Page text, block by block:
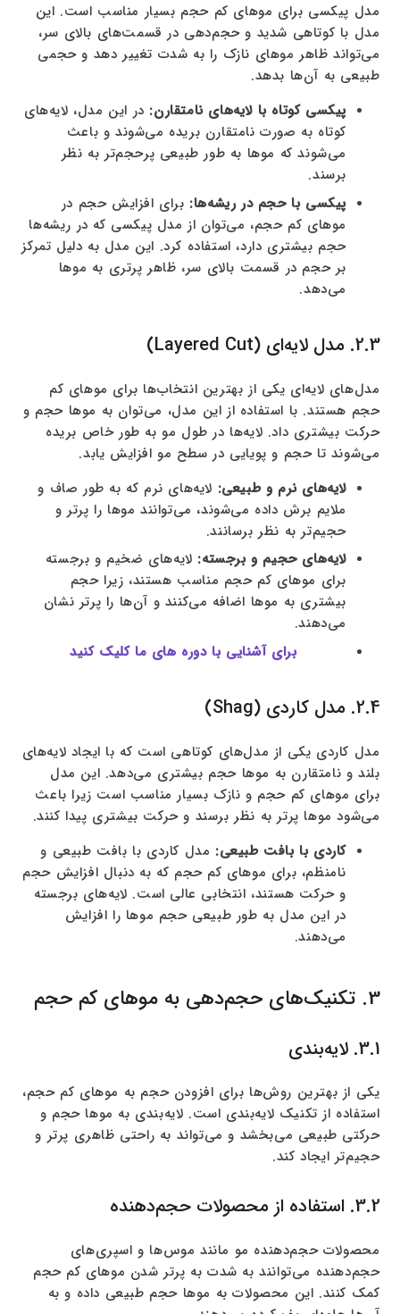
مدل پیکسی برای موهای کم حجم بسیار مناسب است. این
مدل با کوتاهی شدید و حجم‌دهی در قسمت‌های بالای سر،
می‌تواند ظاهر موهای نازک را به شدت تغییر دهد و حجمی
طبیعی به آن‌ها بدهد.
پیکسی کوتاه با لایه‌های نامتقارن: در این مدل، لایه‌های
کوتاه به صورت نامتقارن بریده می‌شوند و باعث
می‌شوند که موها به طور طبیعی پرحجم‌تر به نظر
برسند.
پیکسی با حجم در ریشه‌ها: برای افزایش حجم در
موهای کم حجم، می‌توان از مدل پیکسی که در ریشه‌ها
حجم بیشتری دارد، استفاده کرد. این مدل به دلیل تمرکز
بر حجم در قسمت بالای سر، ظاهر پرتری به موها
می‌دهد.
2.3. مدل لایه‌ای (Layered Cut)
مدل‌های لایه‌ای یکی از بهترین انتخاب‌ها برای موهای کم
حجم هستند. با استفاده از این مدل، می‌توان به موها حجم و
حرکت بیشتری داد. لایه‌ها در طول مو به طور خاص بریده
می‌شوند تا حجم و پویایی در سطح مو افزایش یابد.
لایه‌های نرم و طبیعی: لایه‌های نرم که به طور صاف و
ملایم برش داده می‌شوند، می‌توانند موها را پرتر و
حجیم‌تر به نظر برسانند.
لایه‌های حجیم و برجسته: لایه‌های ضخیم و برجسته
برای موهای کم حجم مناسب هستند، زیرا حجم
بیشتری به موها اضافه می‌کنند و آن‌ها را پرتر نشان
می‌دهند.
برای آشنایی با دوره های ما کلیک کنید
2.4. مدل کاردی (Shag)
مدل کاردی یکی از مدل‌های کوتاهی است که با ایجاد لایه‌های
بلند و نامتقارن به موها حجم بیشتری می‌دهد. این مدل
برای موهای کم حجم و نازک بسیار مناسب است زیرا باعث
می‌شود موها پرتر به نظر برسند و حرکت بیشتری پیدا کنند.
کاردی با بافت طبیعی: مدل کاردی با بافت طبیعی و
نامنظم، برای موهای کم حجم که به دنبال افزایش حجم
و حرکت هستند، انتخابی عالی است. لایه‌های برجسته
در این مدل به طور طبیعی حجم موها را افزایش
می‌دهند.
3. تکنیک‌های حجم‌دهی به موهای کم حجم
3.1. لایه‌بندی
یکی از بهترین روش‌ها برای افزودن حجم به موهای کم حجم،
استفاده از تکنیک لایه‌بندی است. لایه‌بندی به موها حجم و
حرکتی طبیعی می‌بخشد و می‌تواند به راحتی ظاهری پرتر و
حجیم‌تر ایجاد کند.
3.2. استفاده از محصولات حجم‌دهنده
محصولات حجم‌دهنده مو مانند موس‌ها و اسپری‌های
حجم‌دهنده می‌توانند به شدت به پرتر شدن موهای کم حجم
کمک کنند. این محصولات به موها حجم طبیعی داده و به